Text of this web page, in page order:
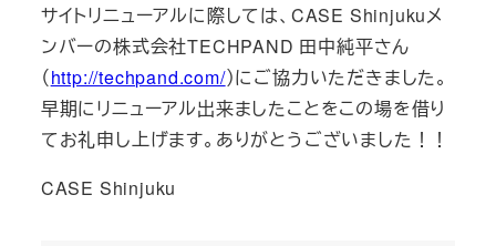
サイトリニューアルに際しては、CASE Shinjukuメ
ンバーの株式会社TECHPAND 田中純平さん
（http://techpand.com/）にご協力いただきました。
早期にリニューアル出来ましたことをこの場を借り
てお礼申し上げます。ありがとうございました！！
CASE Shinjuku